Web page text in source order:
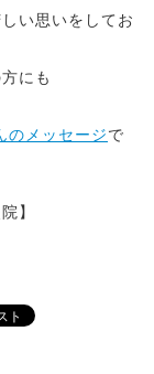
い思いをしてお
にも
のメッセージで
】